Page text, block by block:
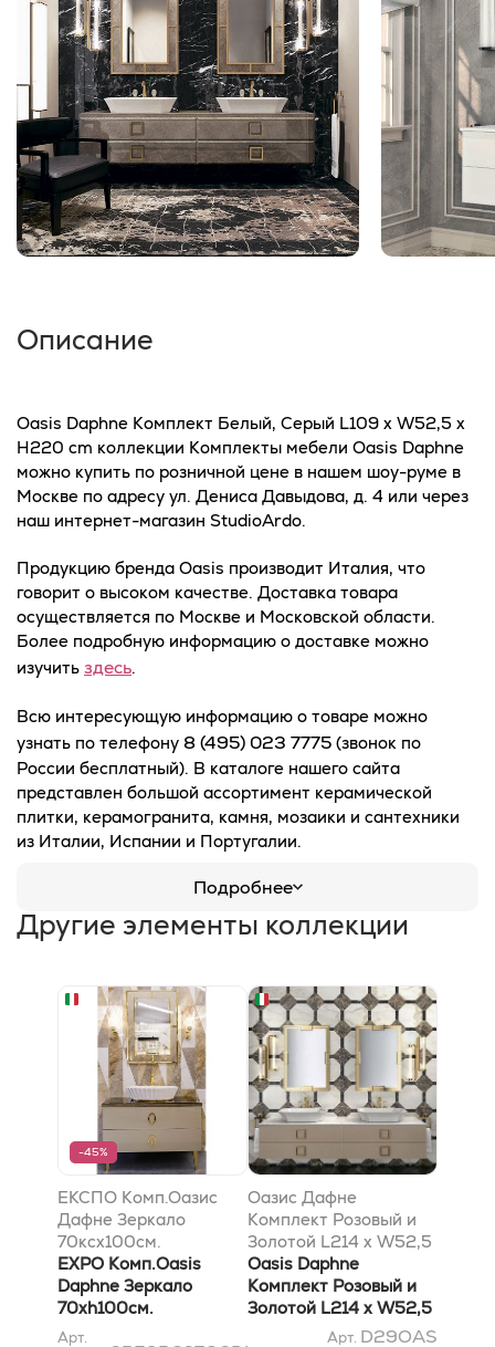
Описание
Oasis Daphne Комплект Белый, Серый L109 x W52,5 x
H220 cm коллекции Комплекты мебели Oasis Daphne
можно купить по розничной цене в нашем шоу-руме в
Москве по адресу ул. Дениса Давыдова, д. 4 или через
наш интернет-магазин StudioArdo.
Продукцию бренда Oasis производит Италия, что
говорит о высоком качестве. Доставка товара
осуществляется по Москве и Московской области.
Более подробную информацию о доставке можно
изучить здесь.
Всю интересующую информацию о товаре можно
узнать по телефону 8 (495) 023 7775 (звонок по
России бесплатный). В каталоге нашего сайта
представлен большой ассортимент керамической
плитки, керамогранита, камня, мозаики и сантехники
из Италии, Испании и Португалии.
Подробнее
Другие элементы коллекции
-45%
ЕКСПО Комп.Оазис
Дафне Зеркало
70ксх100см.
Светильники, Метал
Голд. Раковина
Плессе. Столешница
110х53см, Ветро
EXPO Комп.Oasis
Daphne Зеркало
70xh100см.
Светильники, Metal
Арт.
Оазис Дафне
Комплект Розовый и
Золотой L214 x W52,5
x H220 cm
Oasis Daphne
Комплект Розовый и
Золотой L214 x W52,5
x H220 cmАрт. D29OAS